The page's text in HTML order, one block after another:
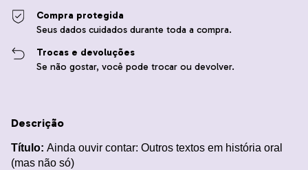
Compra protegida
Seus dados cuidados durante toda a compra.
Trocas e devoluções
Se não gostar, você pode trocar ou devolver.
Descrição
Título: Ainda ouvir contar: Outros textos em história oral
(mas não só)